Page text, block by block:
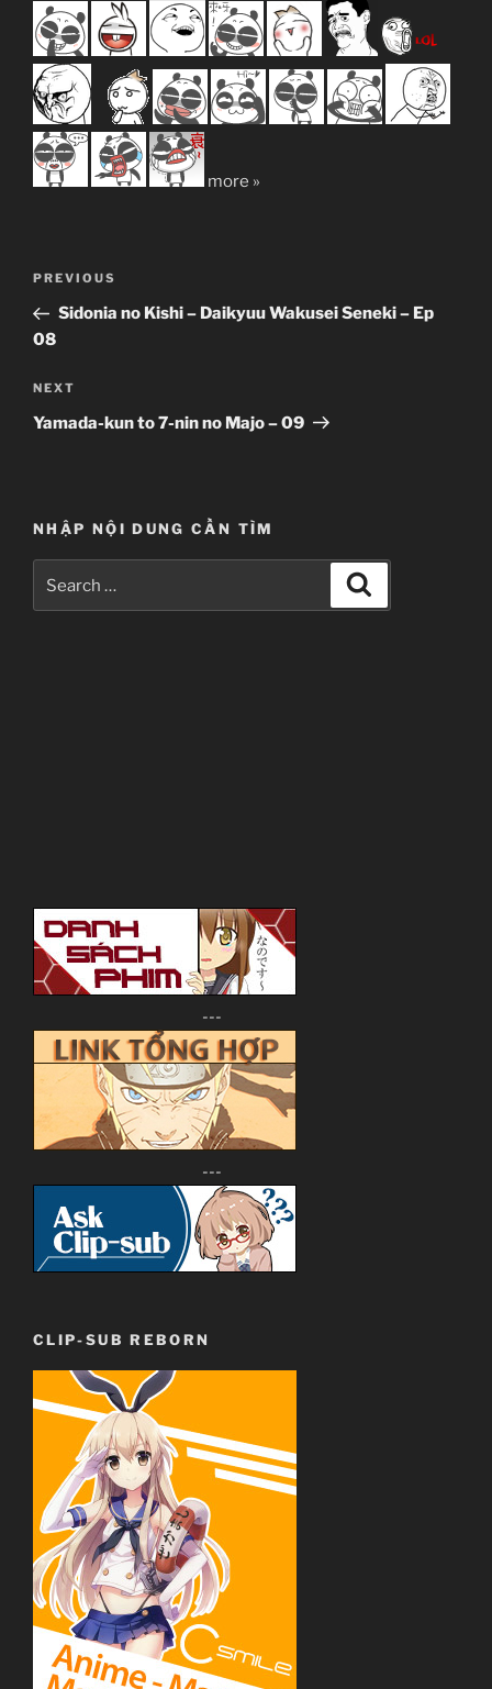
more »
Previous
Post
PREVIOUS
Sidonia no Kishi – Daikyuu Wakusei Seneki – Ep
08
Next
Post
NEXT
Yamada-kun to 7-nin no Majo – 09
NHẬP NỘI DUNG CẦN TÌM
---
---
CLIP-SUB REBORN